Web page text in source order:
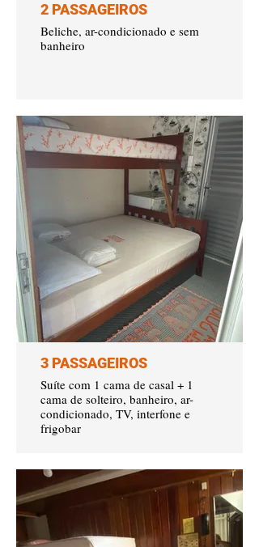
2 PASSAGEIROS
Beliche, ar-condicionado e sem
banheiro
3 PASSAGEIROS
Suíte com 1 cama de casal + 1
cama de solteiro, banheiro, ar-
condicionado, TV, interfone e
frigobar